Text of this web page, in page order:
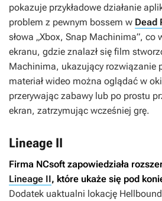
pokazuje przykładowe działanie
problem z pewnym bossem w Dead
słowa „Xbox, Snap Machinima”, co
ekranu, gdzie znalazł się film
Machinima, ukazujący rozwiązanie
materiał wideo można oglądać w
przerywając zabawy lub po prostu
ekran, zatrzymując wcześniej grę.
Lineage II
Firma NCsoft zapowiedziała
Lineage II, które ukaże się pod
Dodatek uaktualni lokację